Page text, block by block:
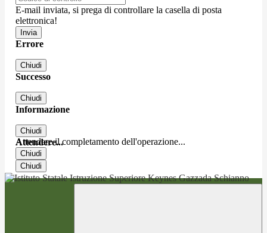
E-mail inviata, si prega di controllare la casella di posta
elettronica!
Errore
Chiudi
Successo
Chiudi
Informazione
Chiudi
Attendere...
Attendere il completamento dell'operazione...
Chiudi
Chiudi